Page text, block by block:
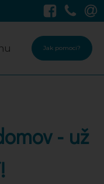
Jak pomoci?
- už